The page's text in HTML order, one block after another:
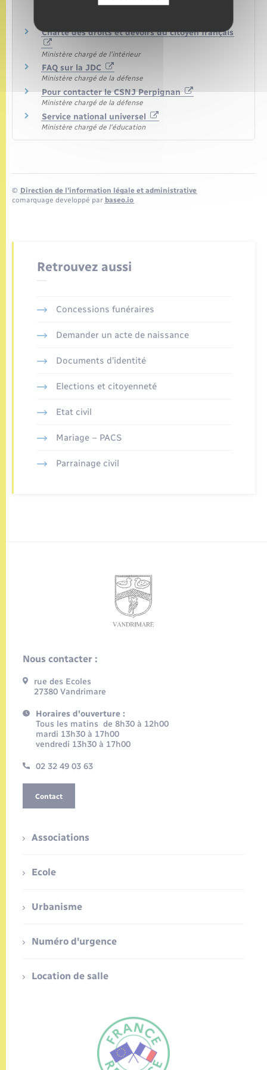
forfaitaire de déplacement
Charte des droits et devoirs du citoyen français
Ministère chargé de l'intérieur
FAQ sur la JDC
Ministère chargé de la défense
Pour contacter le CSNJ Perpignan
Ministère chargé de la défense
Service national universel
Ministère chargé de l'éducation
© Direction de l’information légale et administrative
comarquage developpé par baseo.io
Retrouvez aussi
Concessions funéraires
Demander un acte de naissance
Documents d’identité
Elections et citoyenneté
Etat civil
Mariage – PACS
Parrainage civil
Nous contacter :
rue des Ecoles
27380 Vandrimare
Horaires d'ouverture :
Tous les matins de 8h30 à 12h00
mardi 13h30 à 17h00
vendredi 13h30 à 17h00
02 32 49 03 63
Contact
Associations
Ecole
Urbanisme
Numéro d'urgence
Location de salle